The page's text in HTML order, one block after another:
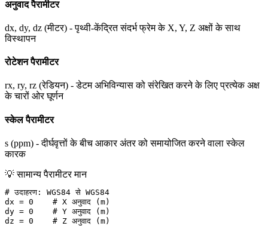
अनुवाद पैरामीटर
dx, dy, dz (मीटर) - पृथ्वी-केंद्रित संदर्भ फ्रेम के X, Y, Z अक्षों के साथ
विस्थापन
रोटेशन पैरामीटर
rx, ry, rz (रेडियन) - डेटम अभिविन्यास को संरेखित करने के लिए प्रत्येक अक्ष
के चारों ओर घूर्णन
स्केल पैरामीटर
s (ppm) - दीर्घवृत्तों के बीच आकार अंतर को समायोजित करने वाला स्केल
कारक
💡 सामान्य पैरामीटर मान
# उदाहरण: WGS84 से WGS84
dx = 0    # X अनुवाद (m)
dy = 0    # Y अनुवाद (m)
dz = 0    # Z अनुवाद (m)